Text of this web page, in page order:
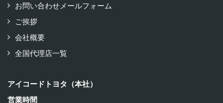
お問い合わせメールフォーム
ご挨拶
会社概要
全国代理店一覧
アイコードトヨタ（本社）
営業時間